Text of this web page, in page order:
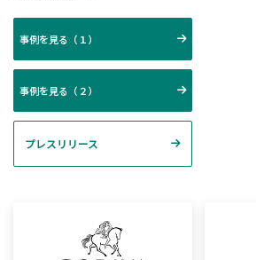
事例を見る（１）
事例を見る（２）
プレスリリース